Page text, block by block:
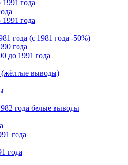
года
года
года (с 1981 года -50%)
года
до 1991 года
выводы)
года белые выводы
года
года